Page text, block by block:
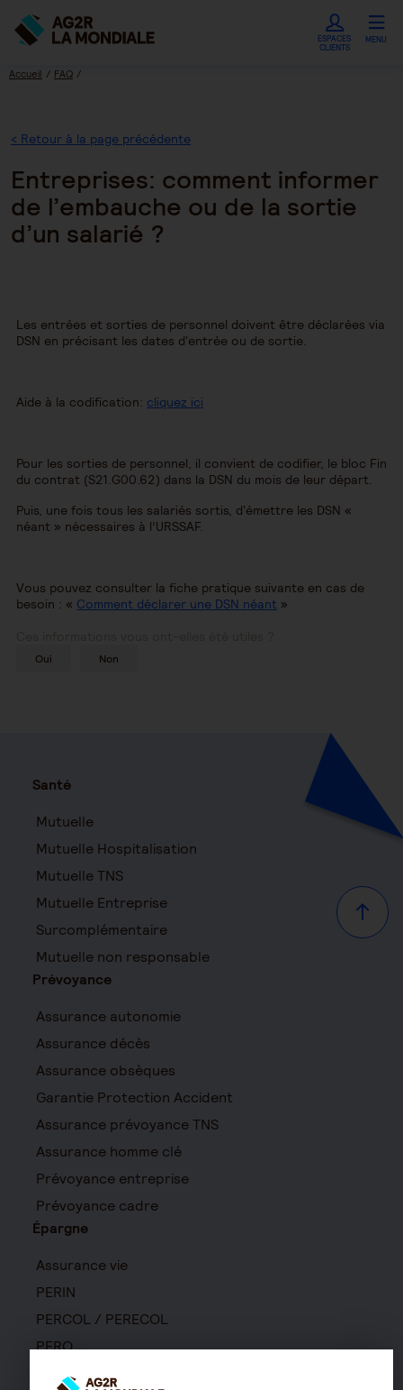
ESPACES
CLIENTS
MENU
Accueil
FAQ
< Retour à la page précédente
Entreprises: comment informer
de l’embauche ou de la sortie
d’un salarié ?
Les entrées et sorties de personnel doivent être déclarées via
DSN en précisant les dates d'entrée ou de sortie.
Aide à la codification: cliquez ici
Pour les sorties de personnel, il convient de codifier, le bloc Fin
du contrat (S21.G00.62) dans la DSN du mois de leur départ.
Puis, une fois tous les salariés sortis, d'émettre les DSN «
néant » nécessaires à l’URSSAF.
Vous pouvez consulter la fiche pratique suivante en cas de
besoin : « Comment déclarer une DSN néant »
Oui Non
Haut
Santé
Mutuelle
Mutuelle Hospitalisation
Mutuelle TNS
Mutuelle Entreprise
Surcomplémentaire
Mutuelle non responsable
Prévoyance
Assurance autonomie
Assurance décès
Assurance obsèques
Garantie Protection Accident
Assurance prévoyance TNS
Assurance homme clé
Prévoyance entreprise
Prévoyance cadre
Épargne
Assurance vie
PERIN
PERCOL / PERECOL
PERO